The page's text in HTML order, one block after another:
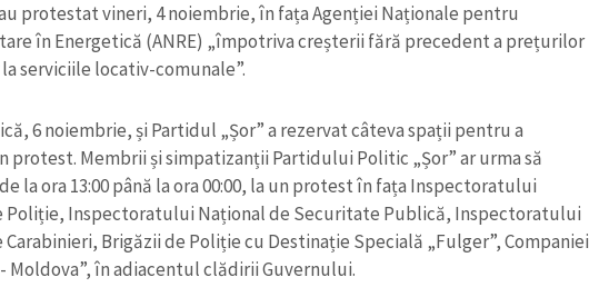
protestat vineri, 4 noiembrie, în fața Agenției Naționale pentru
în Energetică (ANRE) „împotriva creșterii fără precedent a prețurilor
serviciile locativ-comunale”.
6 noiembrie, și Partidul „Șor” a rezervat câteva spații pentru a
protest. Membrii și simpatizanții Partidului Politic „Șor” ar urma să
la ora 13:00 până la ora 00:00, la un protest în fața Inspectoratului
Poliție, Inspectoratului Național de Securitate Publică, Inspectoratului
Carabinieri, Brigăzii de Poliție cu Destinație Specială „Fulger”, Companiei
Moldova”, în adiacentul clădirii Guvernului.
Fotografie + Încarcă imagine
Mesajul știrei + Mesajul știrei